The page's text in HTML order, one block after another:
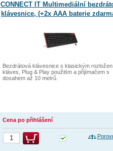
CONNECT IT Multimediální
klávesnice, (+2x AAA baterie
Bezdrátová klávesnice s klasickým
kláves, Plug & Play použitím a přijímačem s
dosahem až 10 metrů.
Cena po přihlášení